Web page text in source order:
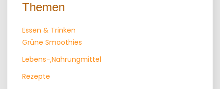
Themen
Essen & Trinken
Grüne Smoothies
Lebens-,Nahrungmittel
Rezepte